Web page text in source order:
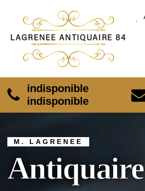
indisponible
indisponible
M. LAGRENEE